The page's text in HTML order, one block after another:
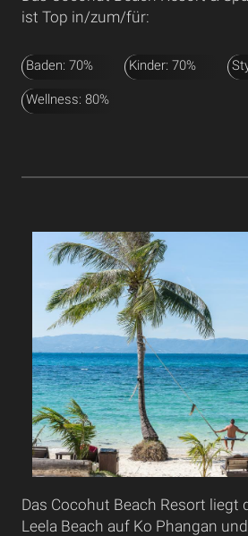
ist Top in/zum/für:
Baden: 70% Kinder: 70%
Wellness: 80%
Das Cocohut Beach Resort liegt
Leela Beach auf Ko Phangan